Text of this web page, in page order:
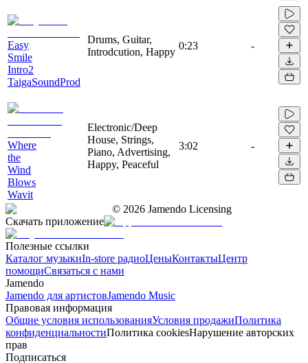
Easy
Smile
Intro2
TaigaSoundProd
Drums, Guitar,
Introdcution, Happy
0:23 -
Where
the
Wind
Blows
Wavit
Electronic/Deep
House, Strings,
Piano, Advertising,
Happy, Peaceful
3:02 -
© 2026 Jamendo Licensing
Скачать приложение
Полезные ссылки
Каталог музыкиIn-store радиоЦеныКонтактыЦентр
помощиСвязаться с нами
Jamendo
Jamendo для артистовJamendo Music
Правовая информация
Общие условия использованияУсловия продажиПолитика
конфиденциальностиПолитика cookiesНарушение авторских
прав
Подписаться